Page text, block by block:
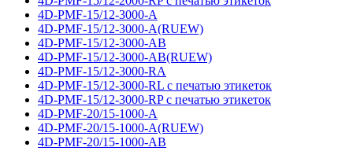
4D-PMF-15/12-3000-A
4D-PMF-15/12-3000-A(RUEW)
4D-PMF-15/12-3000-AB
4D-PMF-15/12-3000-AB(RUEW)
4D-PMF-15/12-3000-RA
4D-PMF-15/12-3000-RL с печатью этикеток
4D-PMF-15/12-3000-RP с печатью этикеток
4D-PMF-20/15-1000-A
4D-PMF-20/15-1000-A(RUEW)
4D-PMF-20/15-1000-AB